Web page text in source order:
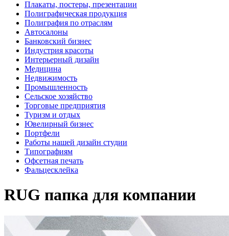
Плакаты, постеры, презентации
Полиграфическая продукция
Полиграфия по отраслям
Автосалоны
Банковский бизнес
Индустрия красоты
Интерьерный дизайн
Медицина
Недвижимость
Промышленность
Сельское хозяйство
Торговые предприятия
Туризм и отдых
Ювелирный бизнес
Портфели
Работы нашей дизайн студии
Типографиям
Офсетная печать
Фальцесклейка
RUG папка для компании